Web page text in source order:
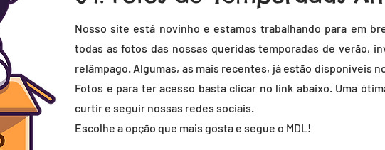
Nosso site está novinho e estamos trabalhando para em
todas as fotos das nossas queridas temporadas de verão,
relâmpago. Algumas, as mais recentes, já estão disponíveis
Fotos e para ter acesso basta clicar no link abaixo. Uma
curtir e seguir nossas redes sociais.
Escolhe a opção que mais gosta e segue o MDL!